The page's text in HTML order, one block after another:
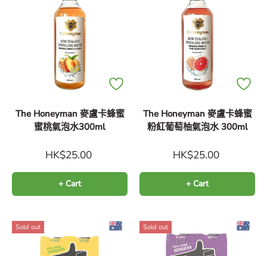
The Honeyman 麥盧卡蜂蜜
蜜桃氣泡水300ml
HK$25.00
+ Cart
The Honeyman 麥盧卡蜂蜜
粉紅葡萄柚氣泡水 300ml
HK$25.00
+ Cart
Sold out Sold out